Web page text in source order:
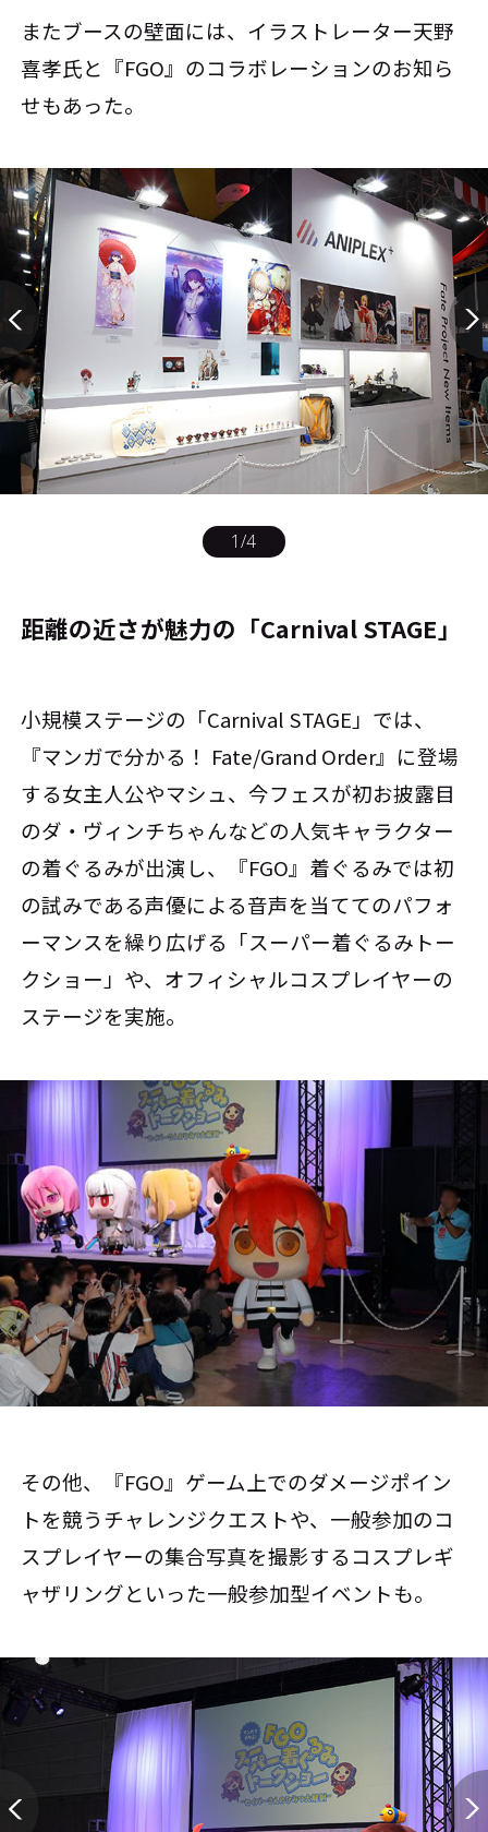
またブースの壁面には、イラストレーター天野
喜孝氏と『FGO』のコラボレーションのお知ら
せもあった。
1/4
距離の近さが魅力の「Carnival STAGE」
小規模ステージの「Carnival STAGE」では、
『マンガで分かる！ Fate/Grand Order』に登場
する女主人公やマシュ、今フェスが初お披露目
のダ・ヴィンチちゃんなどの人気キャラクター
の着ぐるみが出演し、『FGO』着ぐるみでは初
の試みである声優による音声を当ててのパフォ
ーマンスを繰り広げる「スーパー着ぐるみトー
クショー」や、オフィシャルコスプレイヤーの
ステージを実施。
その他、『FGO』ゲーム上でのダメージポイン
トを競うチャレンジクエストや、一般参加のコ
スプレイヤーの集合写真を撮影するコスプレギ
ャザリングといった一般参加型イベントも。